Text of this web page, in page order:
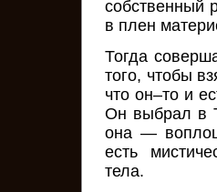
собственный
в плен
Тогда
того, чтобы
что он–то и
Он выбрал в
она —
есть
тела.